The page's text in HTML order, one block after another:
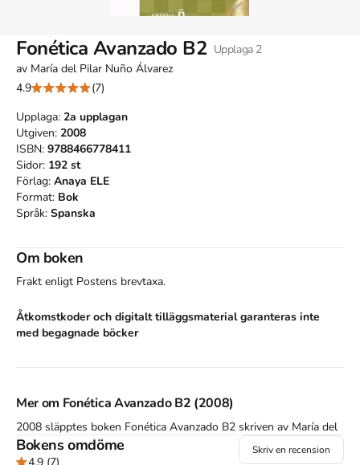
Fonética Avanzado B2 Upplaga 2
av María del Pilar Nuño Álvarez
4.9
(7)
Upplaga: 2a upplagan
Utgiven: 2008
ISBN: 9788466778411
Sidor: 192 st
Förlag: Anaya ELE
Format: Bok
Språk: Spanska
Om boken
Frakt enligt Postens brevtaxa.
Åtkomstkoder och digitalt tilläggsmaterial garanteras inte
med begagnade böcker
Mer om Fonética Avanzado B2 (2008)
2008 släpptes boken Fonética Avanzado B2 skriven av María del
Pilar Nuño Álvarez.Det är den 2a upplagan av kursboken. Den
skriven på spanska
Förlaget bakom
Bokens omdöme Skriv en recension